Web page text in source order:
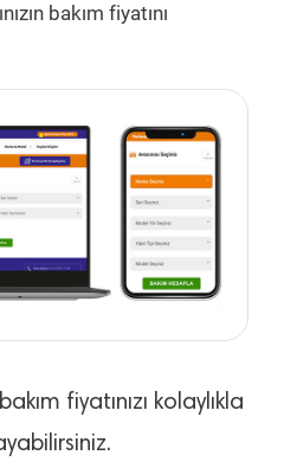
bakım fiyatını
fiyatınızı kolaylıkla